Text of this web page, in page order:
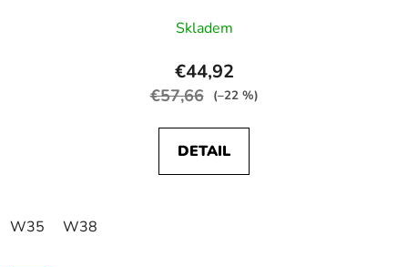
Skladem
€44,92
€57,66 (–22 %)
DETAIL
W35 W38